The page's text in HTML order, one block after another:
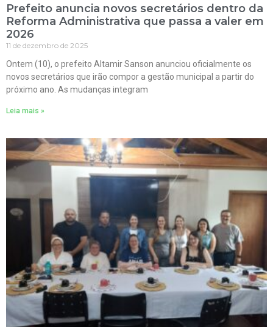
Prefeito anuncia novos secretários dentro da
Reforma Administrativa que passa a valer em
2026
11 de dezembro de 2025
Ontem (10), o prefeito Altamir Sanson anunciou oficialmente os
novos secretários que irão compor a gestão municipal a partir do
próximo ano. As mudanças integram
Leia mais »